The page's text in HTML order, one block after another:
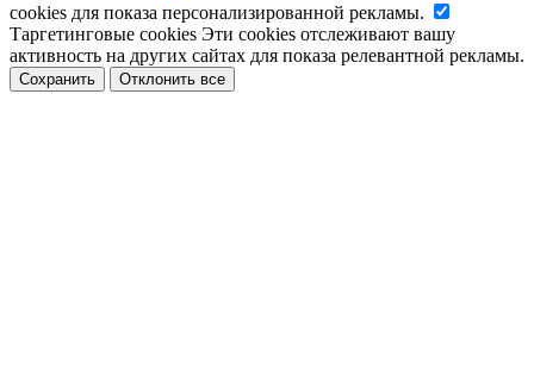
cookies для показа персонализированной рекламы.
Таргетинговые cookies Эти cookies отслеживают вашу
активность на других сайтах для показа релевантной рекламы.
Сохранить Отклонить все